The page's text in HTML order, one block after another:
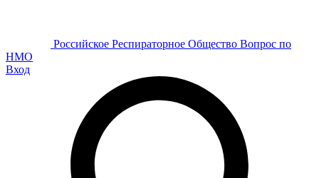
Российское Респираторное Общество Вопрос по
НМО
Вход